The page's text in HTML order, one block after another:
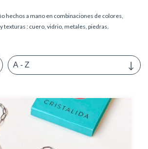
hechos a mano en combinaciones de colores,
texturas : cuero, vidrio, metales, piedras.